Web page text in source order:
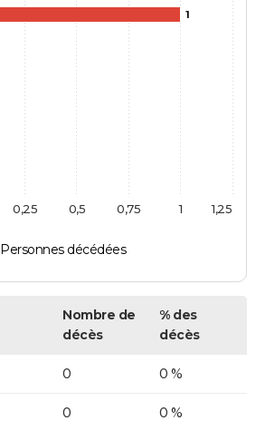
1
Personnes décédées
1
0,25 0,5 0,75 1,25
Nombre de
décès
% des
décès
0 0 %
0 0 %